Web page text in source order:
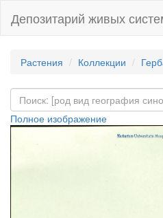
Депозитарий живых
Растения Коллекции
Полное изображение